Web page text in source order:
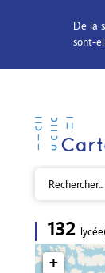
De la
sont-
132
+